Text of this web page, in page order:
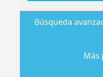
Búsqueda
Más